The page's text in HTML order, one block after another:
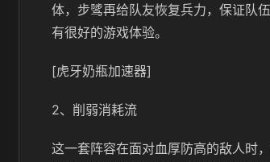
体，步骘再给队友恢复兵力，保证队
有很好的游戏体验。
[虎牙奶瓶加速器]
2、削弱消耗流
这一套阵容在面对血厚防高的敌人时